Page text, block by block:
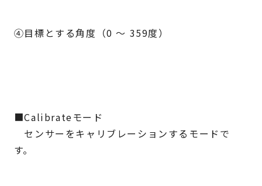
④目標とする角度（0 ～ 359度）
■Calibrateモード
センサーをキャリブレーションするモードで
す。